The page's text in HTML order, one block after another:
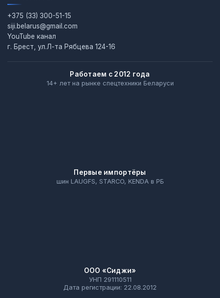
+375 (33) 300-51-15
siji.belarus@gmail.com
YouTube канал
г. Брест, ул.Л-та Рябцева 124-16
Работаем с 2012 года
14+ лет на рынке спецтехники Беларуси
Первые импортёры
шин LAUGFS, STARCO, KENDA в РБ
ООО «Сиджи»
УНП 291110511
Дата регистрации: 22.08.2012